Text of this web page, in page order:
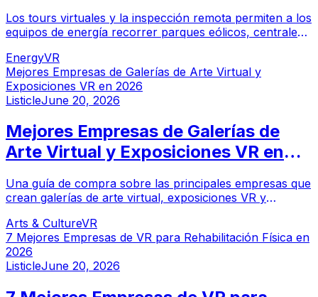
Los tours virtuales y la inspección remota permiten a los
equipos de energía recorrer parques eólicos, centrales
Estas son las principales empresas de RV y captura de
realidad para el sector en 2026.
EnergyVR
Mejores Empresas de Galerías de Arte Virtual y
Exposiciones VR en 2026
ListicleJune 20, 2026
Mejores Empresas de Galerías de
Arte Virtual y Exposiciones VR en
Una guía de compra sobre las principales empresas que
crean galerías de arte virtual, exposiciones VR y
galerías e instituciones.
Arts & CultureVR
7 Mejores Empresas de VR para Rehabilitación Física en
2026
ListicleJune 20, 2026